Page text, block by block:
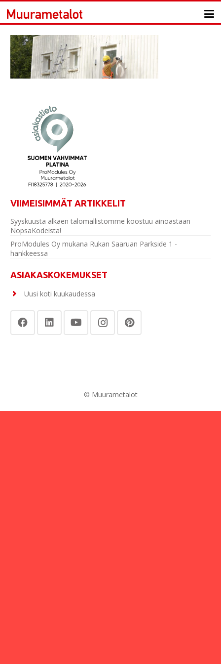
VIIMEISIMMÄT ARTIKKELIT
Syyskuusta alkaen talomallistomme koostuu ainoastaan
NopsaKodeista!
ProModules Oy mukana Rukan Saaruan Parkside 1 -
hankkeessa
ASIAKASKOKEMUKSET
Uusi koti kuukaudessa
© Muurametalot